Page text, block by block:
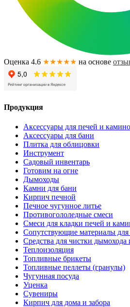
Оценка 4.6 ★★★★★ на основе
Продукция
Аксессуары для печей и
Аксессуары для бани
Плитка для облицовки
Инструмент
Садовый инвентарь
Готовим на огне
Дымоходы
Камни для бани
Кирпич печной
Печное чугунное литье
Противогололедные смеси
Смеси для кладки печей и
Сопутствующие материалы для
Средства для чистки дымохода
Теплоизоляция
Топливные брикеты
Топливные пеллеты (гранулы)
Чугунная посуда
Уценка
Сувениры
Кирпич для дома и забора